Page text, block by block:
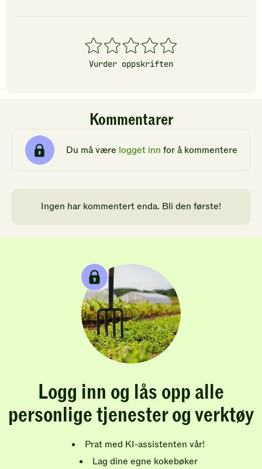
1
stjerner
2
stjerner
3
stjerner
4
stjerner
5
stjerner
Vurder oppskriften
Kommentarer
Du må være logget inn for å kommentere
Ingen har kommentert enda. Bli den første!
Logg inn og lås opp alle
personlige tjenester og verktøy
Prat med KI-assistenten vår!
Lag dine egne kokebøker